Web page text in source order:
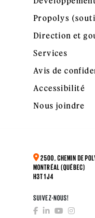
Propolys
Direction et
Services
Avis de
Accessibilité
Nous joindre
2500, CHEMIN DE
MONTRÉAL (QUÉBEC)
H3T 1J4
SUIVEZ-NOUS!